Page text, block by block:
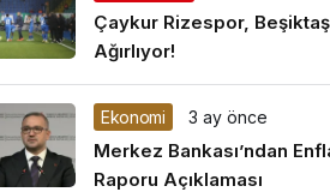
Çaykur Rizespor,
Ağırlıyor!
Ekonomi 3 ay önce
Merkez Bankası’ndan
Raporu Açıklaması